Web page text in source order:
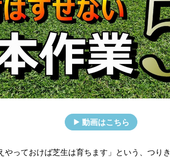
動画はこちら
やっておけば芝生は育ちます」という、つり